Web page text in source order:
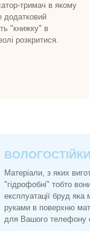
тримач в якому
додатковий
"книжку" в
розкритися.
Матеріали, з яких
"гідрофобні" тобто
експлуатації бруд
руками в поверхню
для Вашого телефону